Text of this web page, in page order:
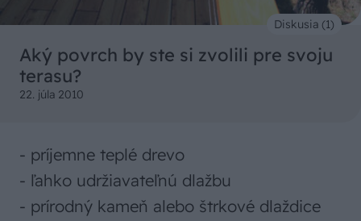
Aký povrch by ste si zvolili pre svoju
terasu?
22. júla 2010
Diskusia (1)
- príjemne teplé drevo
- ľahko udržiavateľnú dlažbu
- prírodný kameň alebo štrkové dlaždice